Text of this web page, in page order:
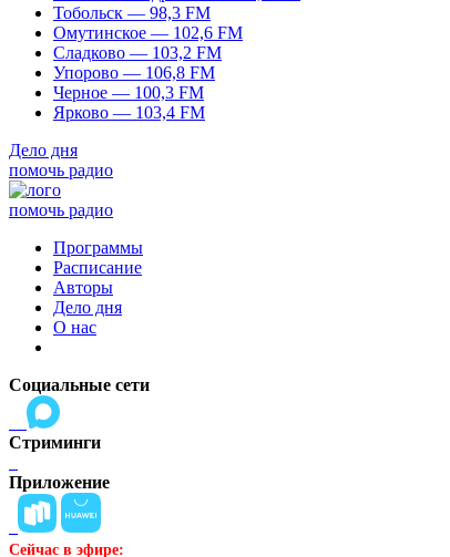
Тобольск — 98,3 FM
Омутинское — 102,6 FM
Сладково — 103,2 FM
Упорово — 106,8 FM
Черное — 100,3 FM
Ярково — 103,4 FM
Дело дня
помочь радио
помочь радио
Программы
Расписание
Авторы
Дело дня
О нас
Социальные сети
Стриминги
Приложение
Сейчас в эфире: